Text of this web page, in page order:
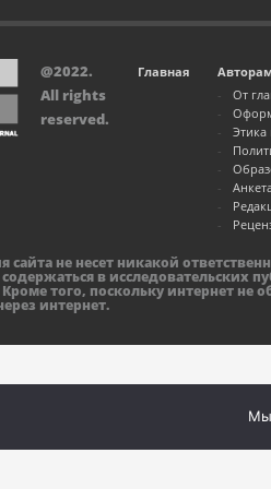
Главная
От
@2022.
All rights
reserved.
сайта не несет никакой
в исследовательских
того, поскольку интернет
интернет.
Мы